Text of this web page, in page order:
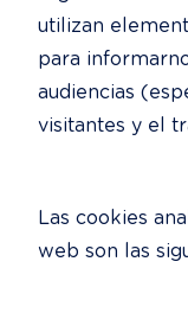
utilizan
para
audiencias
visitantes y el
Las cookies
web son las